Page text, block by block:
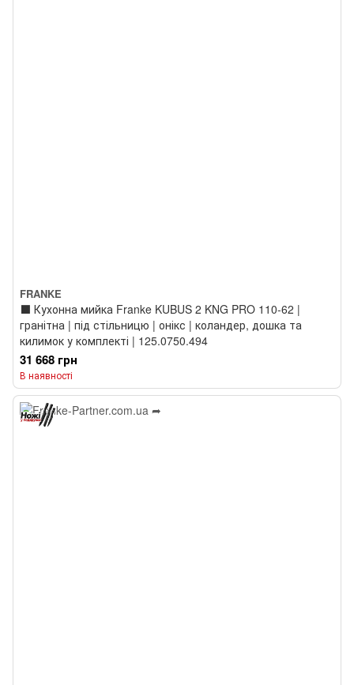
FRANKE
⬛️ Кухонна мийка Franke KUBUS 2 KNG PRO 110-62 |
гранітна | під стільницю | онікс | коландер, дошка та
килимок у комплекті | 125.0750.494
31 668 грн
В наявності